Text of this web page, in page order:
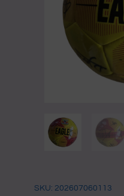
SKU: 202607060113